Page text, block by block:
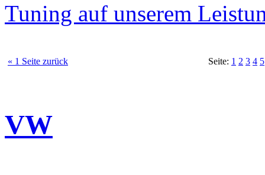
Tuning auf unserem
« 1 Seite zurück Seite: 1 2 3 4 5
VW